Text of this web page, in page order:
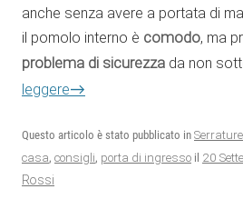
anche senza avere a portata di
il pomolo interno è comodo, ma
problema di sicurezza da non
leggere→
Questo articolo è stato pubblicato in
casa, consigli, porta di ingresso il 20
Rossi